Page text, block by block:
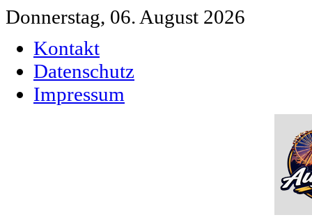
Donnerstag, 06. August 2026
Kontakt
Datenschutz
Impressum